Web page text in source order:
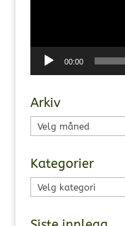
00:00
Arkiv
Arkiv
Kategorier
Kategorier